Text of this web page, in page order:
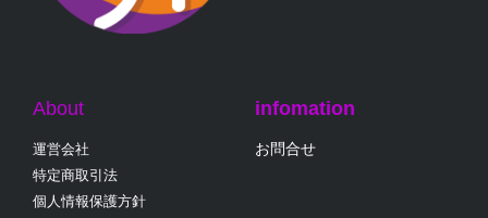
About
運営会社
特定商取引法
個人情報保護方針
infomation
お問合せ